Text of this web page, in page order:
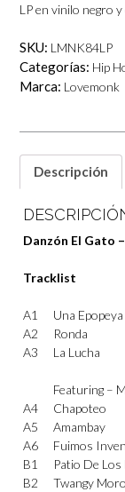
LP en vinilo negro
SKU: LMNK84LP
Categorías: Hip
Marca: Lovemonk
Descripción
Danzón El Gato
Tracklist
A1
Una
A2
Ronda
A3
La Lucha
Featuring –
A4
Chapoteo
A5
Amambay
A6
Fuimos
B1
Patio De Los
B2
Twangy